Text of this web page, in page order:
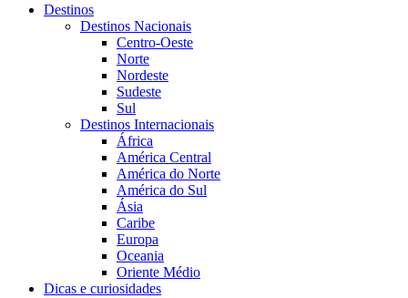
Destinos
Destinos Nacionais
Centro-Oeste
Norte
Nordeste
Sudeste
Sul
Destinos Internacionais
África
América Central
América do Norte
América do Sul
Ásia
Caribe
Europa
Oceania
Oriente Médio
Dicas e curiosidades